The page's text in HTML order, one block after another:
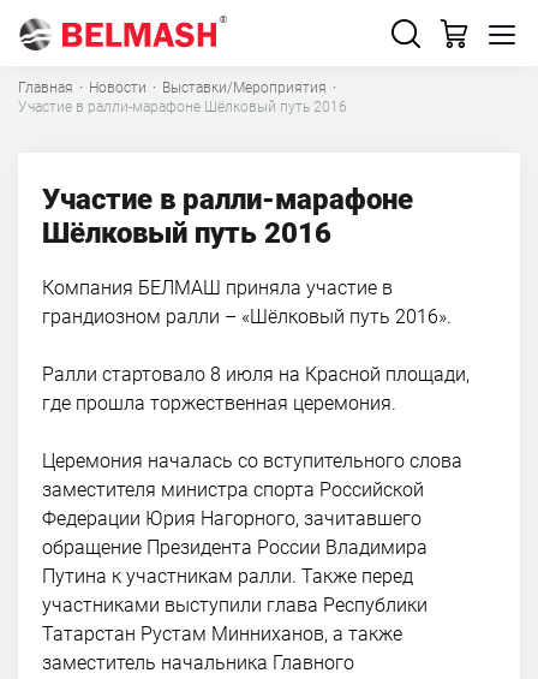
Главная · Новости · Выставки/Мероприятия ·
Участие в ралли-марафоне Шёлковый путь 2016
Участие в ралли-марафоне
Шёлковый путь 2016
Компания БЕЛМАШ приняла участие в
грандиозном ралли – «Шёлковый путь 2016».
Ралли стартовало 8 июля на Красной площади,
где прошла торжественная церемония.
Церемония началась со вступительного слова
заместителя министра спорта Российской
Федерации Юрия Нагорного, зачитавшего
обращение Президента России Владимира
Путина к участникам ралли. Также перед
участниками выступили глава Республики
Татарстан Рустам Минниханов, а также
заместитель начальника Главного